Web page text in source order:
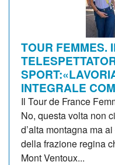
TOUR FEMMES.
INTEGRALE
Il Tour de France
No, questa volta non
d’alta montagna ma
della frazione regina
Mont Ventoux...